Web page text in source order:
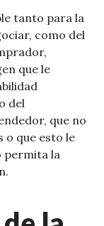
tanto para la
como del
que le
del
que no
o que esto le
permita la